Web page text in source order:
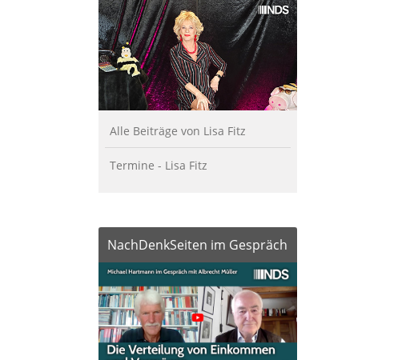
Alle Beiträge von Lisa Fitz
Termine - Lisa Fitz
NachDenkSeiten im Gespräch